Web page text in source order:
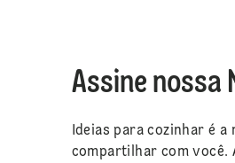
Assine
Ideias para cozinhar é
compartilhar com você.